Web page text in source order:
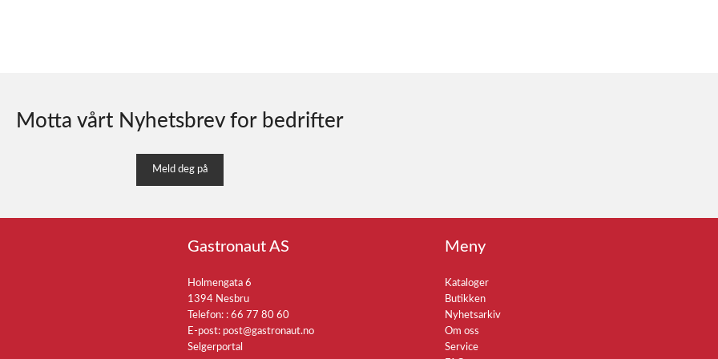
Motta vårt Nyhetsbrev for bedrifter
Meld deg på
Gastronaut AS
Holmengata 6
1394 Nesbru
Telefon: : 66 77 80 60
E-post: post@gastronaut.no
Selgerportal
Meny
Kataloger
Butikken
Nyhetsarkiv
Om oss
Service